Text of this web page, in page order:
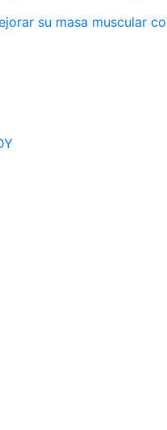
su masa muscular